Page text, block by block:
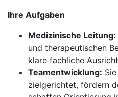
Ihre Aufgaben
Medizinische Leitung:
und therapeutischen
klare fachliche
Teamentwicklung:
zielgerichtet, fördern